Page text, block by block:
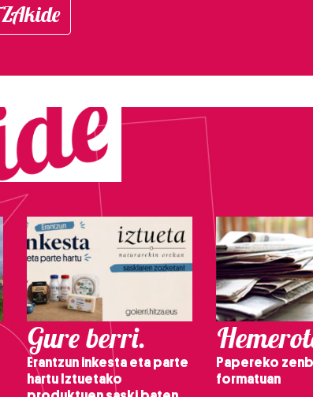
Gure berri.
Erantzun inkesta eta parte
hartu Iztuetako
Papereko
formatuan